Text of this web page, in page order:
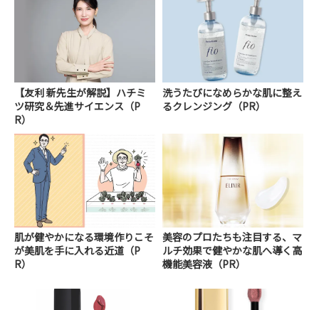
【友利 新先生が解説】ハチミ
ツ研究＆先進サイエンス（P
R）
洗うたびになめらかな肌に整え
るクレンジング（PR）
肌が健やかになる環境作りこそ
が美肌を手に入れる近道（P
R）
美容のプロたちも注目する、マ
ルチ効果で健やかな肌へ導く高
機能美容液（PR）